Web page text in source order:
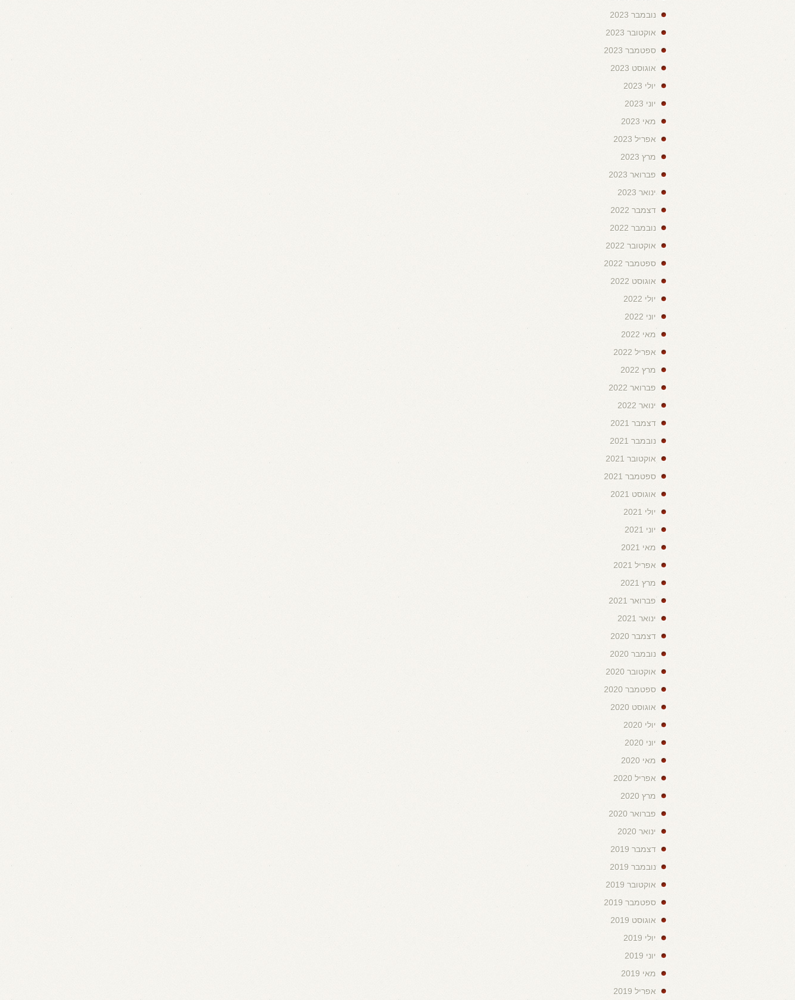
נובמבר 2023
אוקטובר 2023
ספטמבר 2023
אוגוסט 2023
יולי 2023
יוני 2023
מאי 2023
אפריל 2023
מרץ 2023
פברואר 2023
ינואר 2023
דצמבר 2022
נובמבר 2022
אוקטובר 2022
ספטמבר 2022
אוגוסט 2022
יולי 2022
יוני 2022
מאי 2022
אפריל 2022
מרץ 2022
פברואר 2022
ינואר 2022
דצמבר 2021
נובמבר 2021
אוקטובר 2021
ספטמבר 2021
אוגוסט 2021
יולי 2021
יוני 2021
מאי 2021
אפריל 2021
מרץ 2021
פברואר 2021
ינואר 2021
דצמבר 2020
נובמבר 2020
אוקטובר 2020
ספטמבר 2020
אוגוסט 2020
יולי 2020
יוני 2020
מאי 2020
אפריל 2020
מרץ 2020
פברואר 2020
ינואר 2020
דצמבר 2019
נובמבר 2019
אוקטובר 2019
ספטמבר 2019
אוגוסט 2019
יולי 2019
יוני 2019
מאי 2019
אפריל 2019